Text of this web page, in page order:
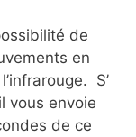
de
en
S’
vous envoie
de ce